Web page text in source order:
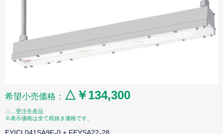
希望小売価格： △￥134,300
△…受注生産品
※表示価格は全て税抜き価格です。